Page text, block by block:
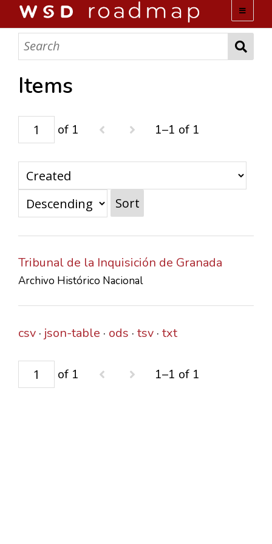
WSD ROADMAP
ABOUT US
ACTIVITIES
COLLECTIONS
CONTACTS
Items
of 1 1–1 of 1
Sort
Tribunal de la Inquisición de Granada
Archivo Histórico Nacional
csv json-table ods tsv txt
of 1 1–1 of 1